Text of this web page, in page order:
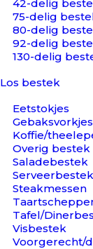
42-delig
75-delig
80-delig
92-delig
130-delig
Los bestek
Eetstokjes
Gebaksvorkjes
Koffie/
Overig bestek
Saladebestek
Serveerbestek
Steakmessen
Tafel/
Visbestek
Voorgerecht/